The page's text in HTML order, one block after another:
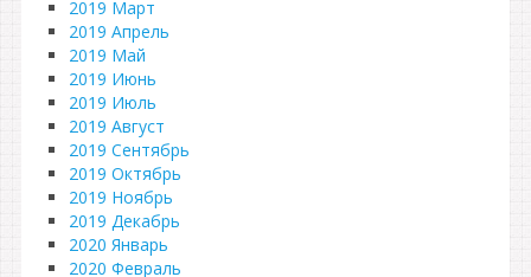
2019 Март
2019 Апрель
2019 Май
2019 Июнь
2019 Июль
2019 Август
2019 Сентябрь
2019 Октябрь
2019 Ноябрь
2019 Декабрь
2020 Январь
2020 Февраль